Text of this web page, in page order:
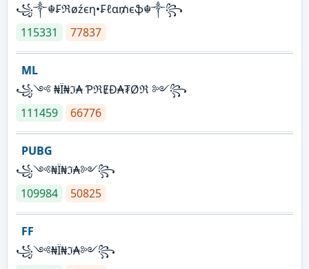
꧁༒☬₣ℜøźєη•₣ℓα₥єֆ☬༒꧂
115331
77837
ML
꧁༺ ₦Ї₦ℑ₳ ƤℜɆĐ₳₮Øℜ ༻꧂
111459
66776
PUBG
꧁༺₦Ї₦ℑ₳༻꧂
109984
50825
FF
꧁༺₦Ї₦ℑ₳༻꧂